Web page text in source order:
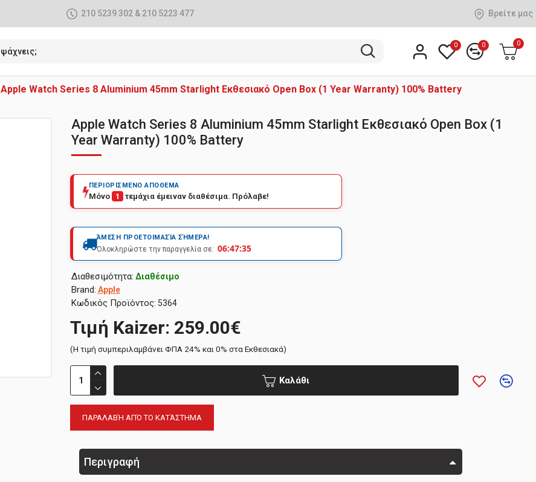
210 5239 302 & 210 5223 477 Βρείτε μας
0 0 0
Apple Watch Series 8 Aluminium 45mm Starlight Εκθεσιακό Open Box (1 Year Warranty) 100% Battery
Apple Watch Series 8 Aluminium 45mm Starlight Εκθεσιακό Open Box (1
Year Warranty) 100% Battery
ΠΕΡΙΟΡΙΣΜΕΝΟ ΑΠΟΘΕΜΑ
Μόνο 1 τεμάχια έμειναν διαθέσιμα. Πρόλαβε!
ΆΜΕΣΗ ΠΡΟΕΤΟΙΜΑΣΊΑ ΣΉΜΕΡΑ!
Ολοκληρώστε την παραγγελία σε: 06:47:34
Διαθεσιμότητα: Διαθέσιμο
Brand: Apple
Κωδικός Προϊόντος: 5364
ΠΑΡΑΛΑΒΉ ΑΠΌ ΤΟ ΚΑΤΆΣΤΗΜΑ
Τιμή Kaizer: 259.00€
(H τιμή συμπεριλαμβάνει ΦΠΑ 24% και 0% στα Εκθεσιακά)
Καλάθι
Περιγραφή